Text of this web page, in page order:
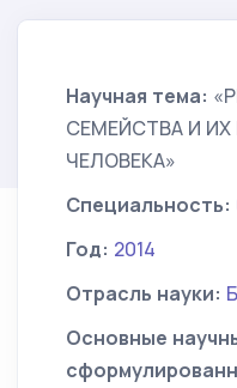
Научная тема:
СЕМЕЙСТВА И
ЧЕЛОВЕКА»
Специальность:
Год: 2014
Отрасль науки:
Основные